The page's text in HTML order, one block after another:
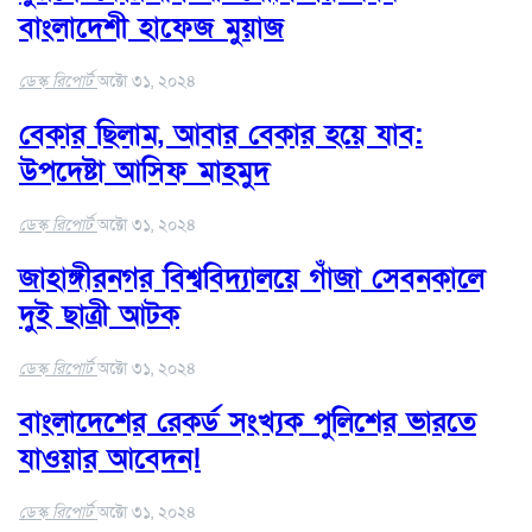
বাংলাদেশী হাফেজ মুয়াজ
ডেস্ক রিপোর্টঅক্টো ৩১, ২০২৪
বেকার ছিলাম, আবার বেকার হয়ে যাব:
উপদেষ্টা আসিফ মাহমুদ
ডেস্ক রিপোর্টঅক্টো ৩১, ২০২৪
জাহাঙ্গীরনগর বিশ্ববিদ্যালয়ে গাঁজা সেবনকালে
দুই ছাত্রী আটক
ডেস্ক রিপোর্টঅক্টো ৩১, ২০২৪
বাংলাদেশের রেকর্ড সংখ্যক পুলিশের ভারতে
যাওয়ার আবেদন!
ডেস্ক রিপোর্টঅক্টো ৩১, ২০২৪